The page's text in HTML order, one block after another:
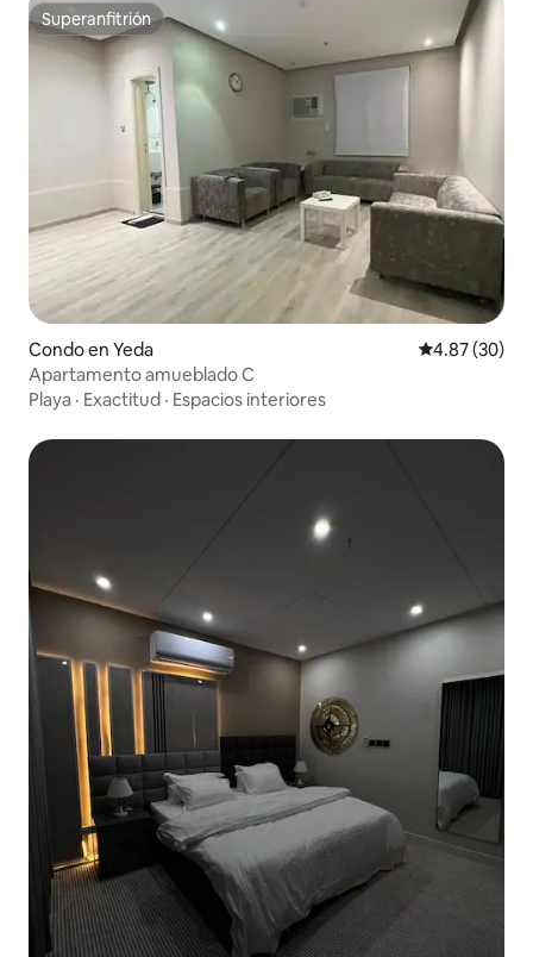
Superanfitrión
Superanfitrión
Condo en Yeda Calificación
4.87 (30)
Apartamento amueblado C
Playa · Exactitud · Espacios interiores